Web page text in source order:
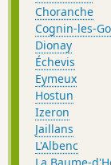
Choranche
Cognin-les-
Dionay
Échevis
Eymeux
Hostun
Izeron
Jaillans
L'Albenc
La Baume-